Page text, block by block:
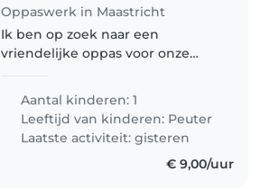
Oppaswerk in Maastricht
Ik ben op zoek naar een
vriendelijke oppas voor onze
peutertje. Mijn zoontje is vol
energie en vriendelijk. Ons gezin
heeft een hond, dus het is
Aantal kinderen: 1
Leeftijd van kinderen: Peuter
Laatste activiteit: gisteren
€ 9,00/uur